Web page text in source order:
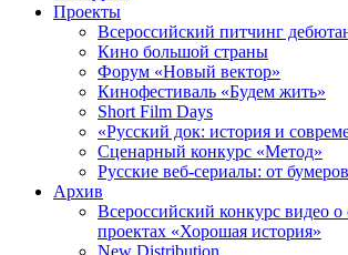
Проекты
Всероссийский питчинг
Кино большой страны
Форум «Новый вектор»
Кинофестиваль «Будем жить»
Short Film Days
«Русский док: история и
Сценарный конкурс «Метод»
Русские веб-сериалы: от
Архив
Всероссийский конкурс видео
проектах «Хорошая история»
New Distribution